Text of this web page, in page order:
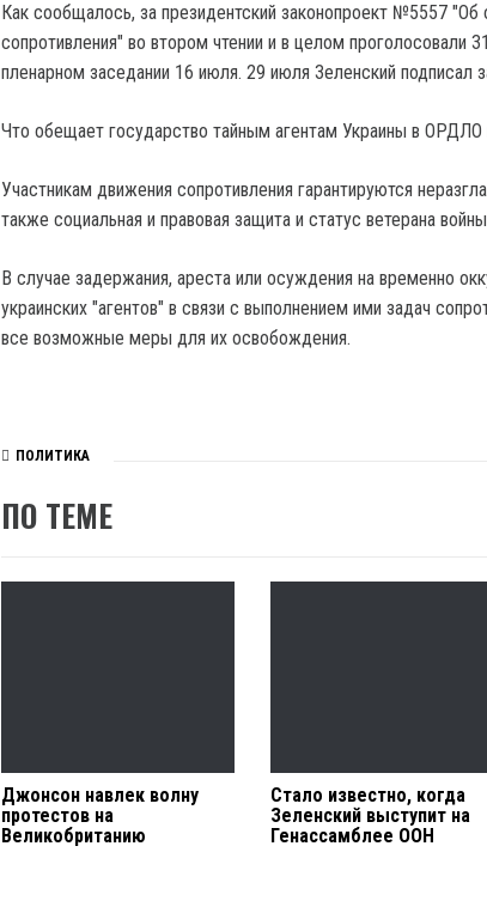
Как сообщалось, за президентский законопроект №5557 "Об
сопротивления" во втором чтении и в целом проголосовали
пленарном заседании 16 июля. 29 июля Зеленский подписал
Что обещает государство тайным агентам Украины в
Участникам движения сопротивления гарантируются
также социальная и правовая защита и статус ветерана
В случае задержания, ареста или осуждения на временно
украинских "агентов" в связи с выполнением ими задач
все возможные меры для их освобождения.
ПОЛИТИКА
ПО ТЕМЕ
Джонсон навлек волну
протестов на
Великобританию
Стало известно, когда
Зеленский выступит на
Генассамблее ООН